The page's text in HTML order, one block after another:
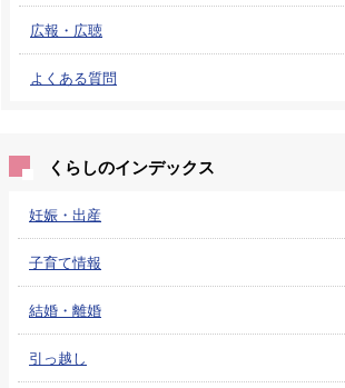
広報・広聴
よくある質問
くらしのインデックス
妊娠・出産
子育て情報
結婚・離婚
引っ越し